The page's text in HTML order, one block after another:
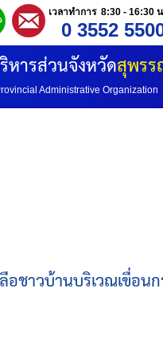
เวลาทำการ 8:30 - 16:30
0 3552
หารส่วนจังหวัดสุพร
Administrative Organization
การ
ชาวบ้านบริเวณเขื่อน